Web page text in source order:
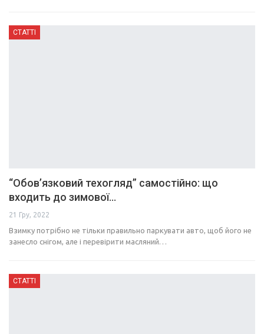
СТАТТІ
“Обов’язковий техогляд” самостійно: що
входить до зимової…
21 Гру, 2022
Взимку потрібно не тільки правильно паркувати авто, щоб його не
занесло снігом, але і перевірити масляний…
СТАТТІ